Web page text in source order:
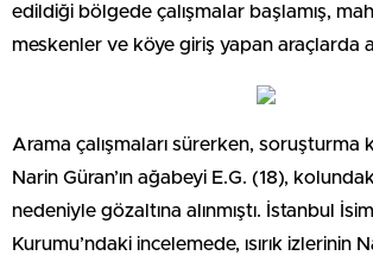
edildiği bölgede çalışmalar başlamış,
meskenler ve köye giriş yapan araçlarda
Arama çalışmaları sürerken, soruşturma
Narin Güran’ın ağabeyi E.G. (18), kolundaki
nedeniyle gözaltına alınmıştı. İstanbul
Kurumu’ndaki incelemede, ısırık izlerinin